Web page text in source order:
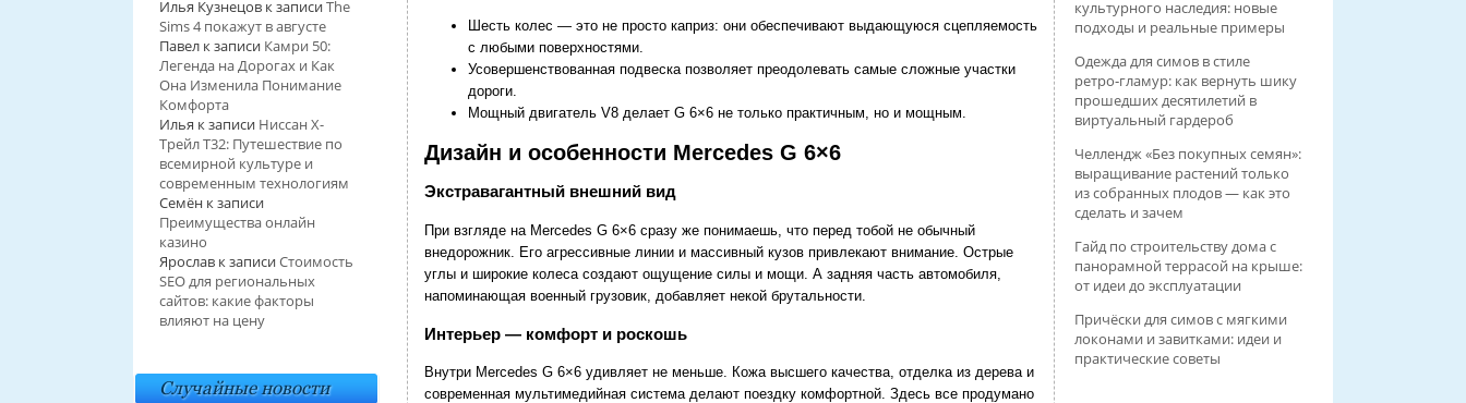
Шесть колес — это не просто каприз: они обеспечивают выдающуюся сцепляемость
с любыми поверхностями.
Усовершенствованная подвеска позволяет преодолевать самые сложные участки
дороги.
Мощный двигатель V8 делает G 6×6 не только практичным, но и мощным.
Дизайн и особенности Mercedes G 6×6
Экстравагантный внешний вид
При взгляде на Mercedes G 6×6 сразу же понимаешь, что перед тобой не обычный
внедорожник. Его агрессивные линии и массивный кузов привлекают внимание. Острые
углы и широкие колеса создают ощущение силы и мощи. А задняя часть автомобиля,
напоминающая военный грузовик, добавляет некой брутальности.
Интерьер — комфорт и роскошь
Внутри Mercedes G 6×6 удивляет не меньше. Кожа высшего качества, отделка из дерева и
современная мультимедийная система делают поездку комфортной. Здесь все продумано
Илья Кузнецов к записиThe
Sims 4 покажут в августе
Павел к записи Камри 50:
Легенда на Дорогах и Как
Она Изменила Понимание
Комфорта
Илья к записи Ниссан Х-
Трейл T32: Путешествие по
всемирной культуре и
современным технологиям
Семён к записи
Преимущества онлайн
казино
Ярослав к записиСтоимость
SEO для региональных
сайтов: какие факторы
влияют на цену
Случайные новости
культурного наследия: новые
подходы и реальные примеры
Одежда для симов в стиле
ретро‑гламур: как вернуть шику
прошедших десятилетий в
виртуальный гардероб
Челлендж «Без покупных семян»:
выращивание растений только
из собранных плодов — как это
сделать и зачем
Гайд по строительству дома с
панорамной террасой на крыше:
от идеи до эксплуатации
Причёски для симов с мягкими
локонами и завитками: идеи и
практические советы